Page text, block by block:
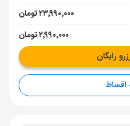
۲۳٬۹۹۰٬۰۰۰ تومان
۲٬۹۹۰٬۰۰۰ تومان
رایگان